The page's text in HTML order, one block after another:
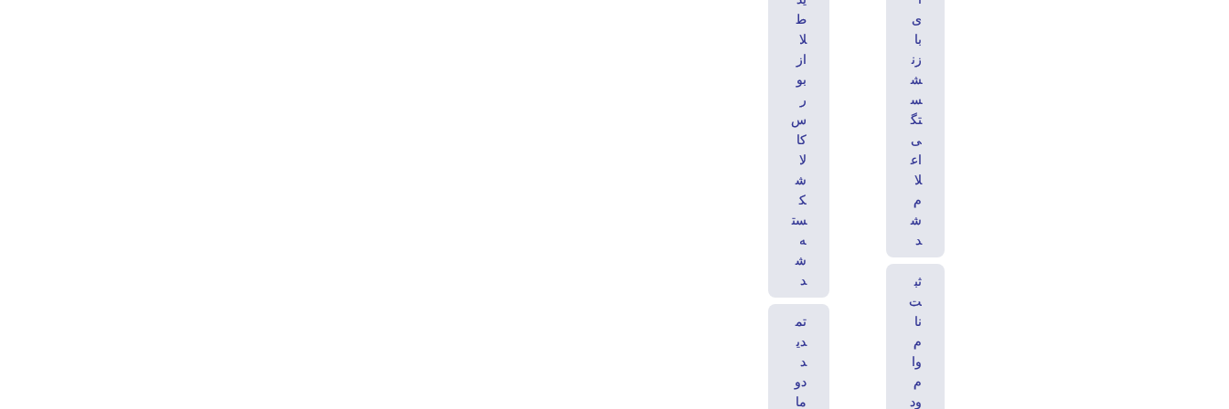
ی
با
زن
ش
س
تگ
ی
اع
لا
م
ش
د
ثب
ت‌
نا
م
وا
م
ود
ط
لا
از
بو
ر
س
کا
لا
ش
ک
ست
ه
ش
د
تم
دی
د
دو
ما